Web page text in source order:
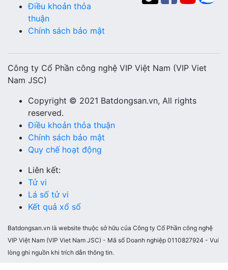
Điều khoản thỏa
thuận
Chính sách bảo mật
Công ty Cổ Phần công nghệ VIP Việt Nam (VIP Viet
Nam JSC)
Copyright © 2021 Batdongsan.vn, All rights
reserved.
Điều khoản thỏa thuận
Chính sách bảo mật
Quy chế hoạt động
Liên kết:
Tử vi
Lá số tử vi
Kết quả xổ số
Batdongsan.vn là website thuộc sở hữu của Công ty Cổ Phần công nghệ
VIP Việt Nam (VIP Viet Nam JSC) - Mã số Doanh nghiệp 0110827924 - Vui
lòng ghi nguồn khi trích dẫn thông tin.